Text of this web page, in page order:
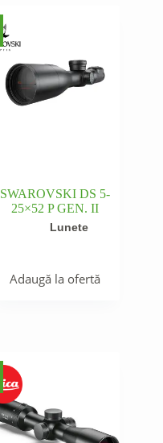
SWAROVSKI DS 5-
25×52 P GEN. II
Lunete
Adaugă la ofertă